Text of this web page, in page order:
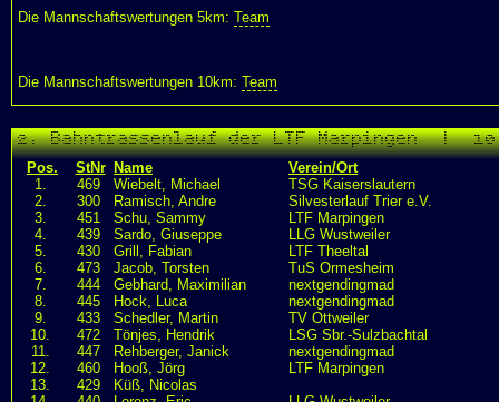
Die Mannschaftswertungen 5km: Team
Die Mannschaftswertungen 10km: Team
2. Bahntrassenlauf der LTF Marpingen |
Pos. StNr Name
Verein/Ort
1.
469 Wiebelt, Michael
TSG Kaiserslautern
2.
300 Ramisch, Andre
Silvesterlauf Trier e.V.
3.
451 Schu, Sammy
LTF Marpingen
4.
439 Sardo, Giuseppe
LLG Wustweiler
5.
430 Grill, Fabian
LTF Theeltal
6.
473 Jacob, Torsten
TuS Ormesheim
7.
444 Gebhard, Maximilian
nextgendingmad
8.
445 Hock, Luca
nextgendingmad
9.
433 Schedler, Martin
TV Ottweiler
10.
472 Tönjes, Hendrik
LSG Sbr.-Sulzbachtal
11.
447 Rehberger, Janick
nextgendingmad
12.
460 Hooß, Jörg
LTF Marpingen
13.
429
Küß, Nicolas